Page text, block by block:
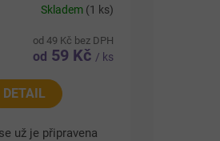
Skladem (1 ks)
od 49 Kč bez DPH
od 59 Kč / ks
DETAIL
už je připravena